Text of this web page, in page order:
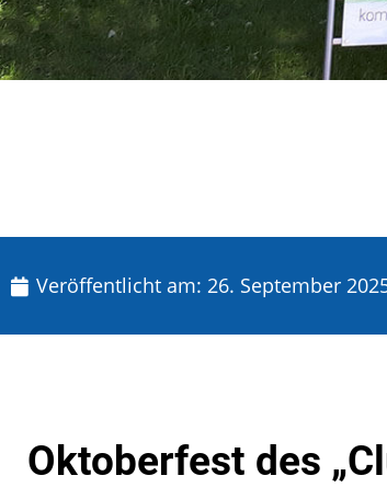
Veröffentlicht am: 26. September
Oktoberfest des